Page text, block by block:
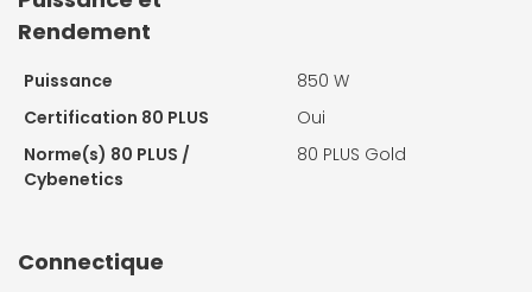
Rendement
Puissance
850 W
Certification 80 PLUS
Oui
Norme(s) 80 PLUS /
Cybenetics
80 PLUS Gold
Connectique